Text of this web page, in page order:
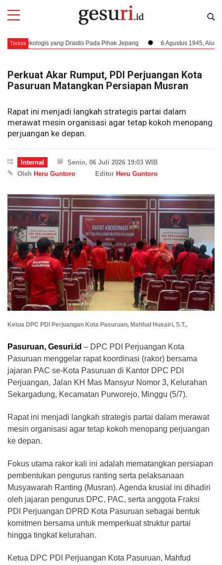
Terkiniyang Drastis Pada Pihak Jepang 6 Agustus 1945, Alur
Perkuat Akar Rumput, PDI Perjuangan Kota
Pasuruan Matangkan Persiapan Musran
Rapat ini menjadi langkah strategis partai dalam
merawat mesin organisasi agar tetap kokoh menopang
perjuangan ke depan.
Internal
Senin, 06 Juli 2026 19:03 WIB
Oleh Heru Guntoro Editor Heru Guntoro
Ketua DPC PDI Perjuangan Kota Pasuruan, Mahfud Husairi, S.T.,
​Pasuruan, Gesuri.id – DPC PDI Perjuangan Kota
Pasuruan menggelar rapat koordinasi (rakor) bersama
jajaran PAC se-Kota Pasuruan di Kantor DPC PDI
Perjuangan, Jalan KH Mas Mansyur Nomor 3, Kelurahan
Sekargadung, Kecamatan Purworejo, Minggu (5/7).
Rapat ini menjadi langkah strategis partai dalam merawat
mesin organisasi agar tetap kokoh menopang perjuangan
ke depan.
​Fokus utama rakor kali ini adalah mematangkan persiapan
pembentukan pengurus ranting serta pelaksanaan
Musyawarah Ranting (Musran). Agenda krusial ini dihadiri
oleh jajaran pengurus DPC, PAC, serta anggota Fraksi
PDI Perjuangan DPRD Kota Pasuruan sebagai bentuk
komitmen bersama untuk memperkuat struktur partai
hingga tingkat kelurahan.
Ketua DPC PDI Perjuangan Kota Pasuruan, Mahfud